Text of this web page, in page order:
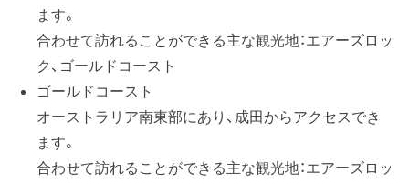
ます。
合わせて訪れることができる主な観光地：エアーズロッ
ク、ゴールドコースト
ゴールドコースト
オーストラリア南東部にあり、成田からアクセスでき
ます。
合わせて訪れることができる主な観光地：エアーズロッ